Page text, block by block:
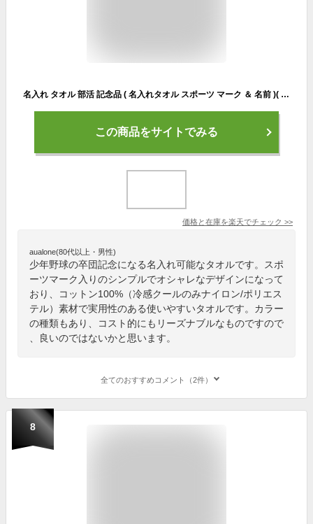
名入れ タオル 部活 記念品 ( 名入れタオル スポーツ マーク ＆ 名前 )( センター ) 野球 バスケ サッカー サークル ロゴ 体育祭 クラス 還暦祝い フェイスタオル プレゼント 誕生日 卒団記念品 卒業記念品 卒団 卒業 卒部 日本製 プリント
この商品をサイトでみる
価格と在庫を楽天でチェック >>
aualone(80代以上・男性)
少年野球の卒団記念になる名入れ可能なタオルです。スポ
ーツマーク入りのシンプルでオシャレなデザインになって
おり、コットン100%（冷感クールのみナイロン/ポリエス
テル）素材で実用性のある使いやすいタオルです。カラー
の種類もあり、コスト的にもリーズナブルなものですので
、良いのではないかと思います。
全てのおすすめコメント（2件）
8